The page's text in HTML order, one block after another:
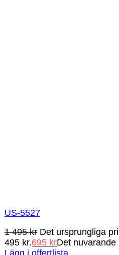
US-5527
1 495kr Det ursprungliga
495 kr.695 krDet nuvarande